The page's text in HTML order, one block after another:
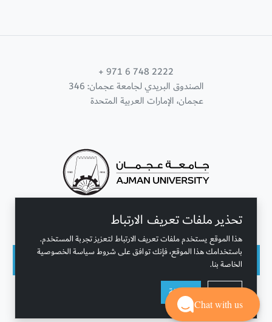
تحذير ملفات تعريف الارتباط
هذا الموقع يستخدم ملفات تعريف الارتباط لتعزيز تجربة المستخدم.
باستخدامك هذا الموقع، فإنك توافق على شروط سياسة الخصوصية
الخاصة بنا.
رفض موافقة
+ 971 6 748 2222
الصندوق البريدي لجامعة عجمان: 346
عجمان، الإمارات العربية المتحدة
تواصل معنا
حقوق النشر محفوظة © جامعة عجمان 2001 - 2026
التحديث الأخير - أغسطس 07, 2026Chat with us